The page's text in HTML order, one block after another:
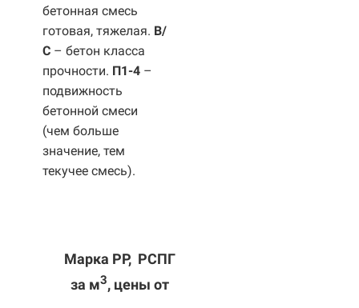
бетонная смесь
готовая, тяжелая. B/
С – бетон класса
прочности. П1-4 –
подвижность
бетонной смеси
(чем больше
значение, тем
текучее смесь).
Марка РР, РСПГ
за м3, цены от